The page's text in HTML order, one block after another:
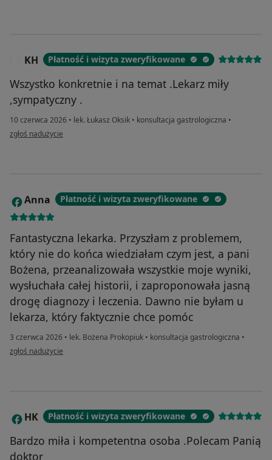
KH Płatność i wizyta zweryfikowane
Wszystko konkretnie i na temat .Lekarz miły
,sympatyczny .
10 czerwca 2026 • lek. Łukasz Oksik • konsultacja gastrologiczna •
w opinii użytkownika KH
zgłoś nadużycie
A Anna Płatność i wizyta zweryfikowane
Fantastyczna lekarka. Przyszłam z problemem,
który nie do końca wiedziałam czym jest, a pani
Bożena, przeanalizowała wszystkie moje wyniki,
wysłuchała całej historii, i zaproponowała jasną
drogę diagnozy i leczenia. Dawno nie byłam u
lekarza, który faktycznie chce pomóc
3 czerwca 2026 • lek. Bożena Prokopiuk • konsultacja gastrologiczna •
w opinii użytkownika Anna
zgłoś nadużycie
H HK Płatność i wizyta zweryfikowane
Bardzo miła i kompetentna osoba .Polecam Panią
doktor